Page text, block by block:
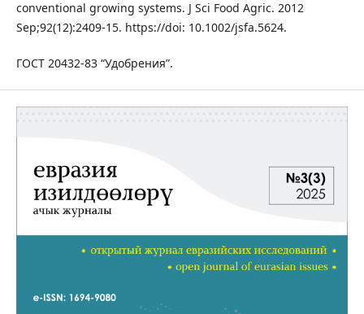
conventional growing systems. J Sci Food Agric. 2012
Sep;92(12):2409-15. https://doi: 10.1002/jsfa.5624.
ГОСТ 20432-83 “Удобрения”.